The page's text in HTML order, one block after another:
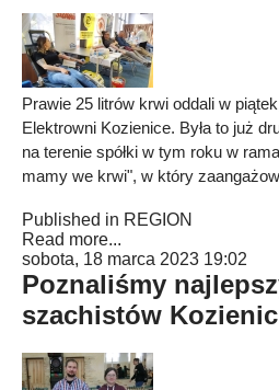
Prawie 25 litrów krwi oddali w
Elektrowni Kozienice. Była to już
na terenie spółki w tym roku w
mamy we krwi", w który
Published in REGION
Read more...
sobota, 18 marca 2023 19:02
Poznaliśmy
szachistów Kozienic